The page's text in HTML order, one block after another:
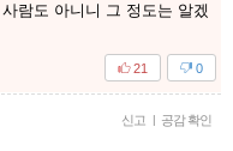
람도 아니니 그 정도는 알겠
0
21
신고 공감 확인